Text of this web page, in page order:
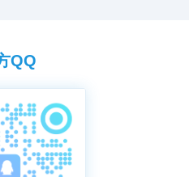
QQ